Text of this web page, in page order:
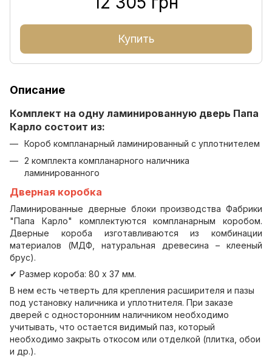
Купить
Описание
Комплект на одну ламинированную дверь Папа
Карло состоит из:
Короб компланарный ламинированный с уплотнителем
2 комплекта компланарного наличника
ламинированного
Дверная коробка
Ламинированные дверные блоки производства Фабрики
"Папа Карло" комплектуются компланарным коробом.
Дверные короба изготавливаются из комбинации
материалов (МДФ, натуральная древесина – клееный
брус).
✔ Размер короба: 80 х 37 мм.
В нем есть четверть для крепления расширителя и пазы
под установку наличника и уплотнителя. При заказе
дверей с односторонним наличником необходимо
учитывать, что остается видимый паз, который
необходимо закрыть откосом или отделкой (плитка, обои
и др.).